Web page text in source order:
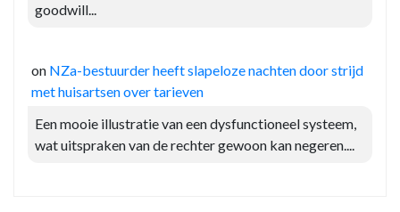
goodwill...
on NZa-bestuurder heeft slapeloze nachten door strijd
met huisartsen over tarieven
Een mooie illustratie van een dysfunctioneel systeem,
wat uitspraken van de rechter gewoon kan negeren....